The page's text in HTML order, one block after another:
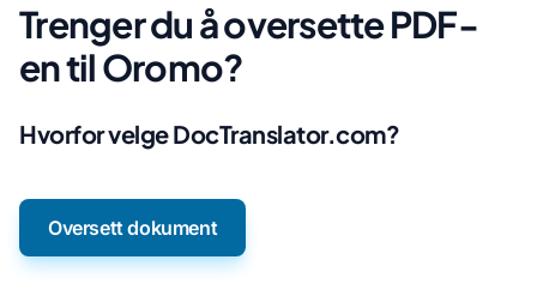
Trenger du å oversette PDF-
en til Oromo?
Hvorfor velge DocTranslator.com?
Oversett dokument